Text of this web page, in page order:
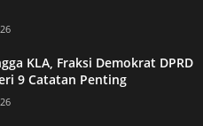
KLA, Fraksi Demokrat DPRD
9 Catatan Penting